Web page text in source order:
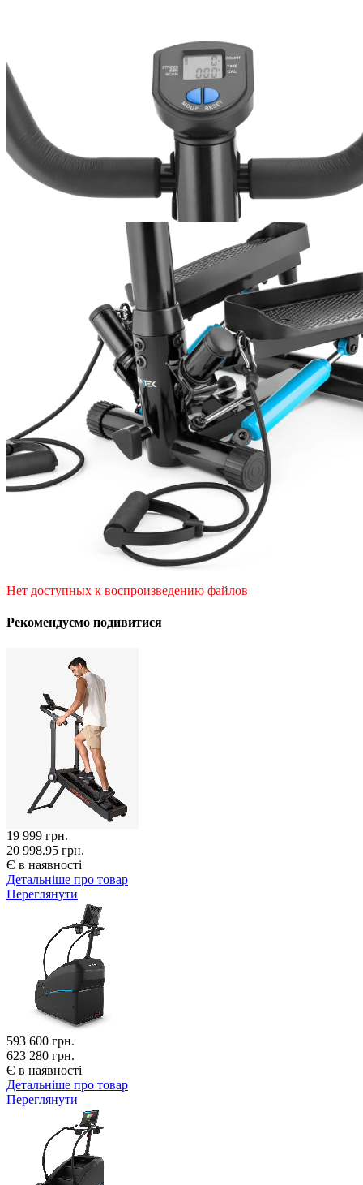
Нет доступных к воспроизведению файлов
Рекомендуємо подивитися
19 999 грн.
20 998.95 грн.
Є в наявності
Детальніше про товар
Переглянути
593 600 грн.
623 280 грн.
Є в наявності
Детальніше про товар
Переглянути